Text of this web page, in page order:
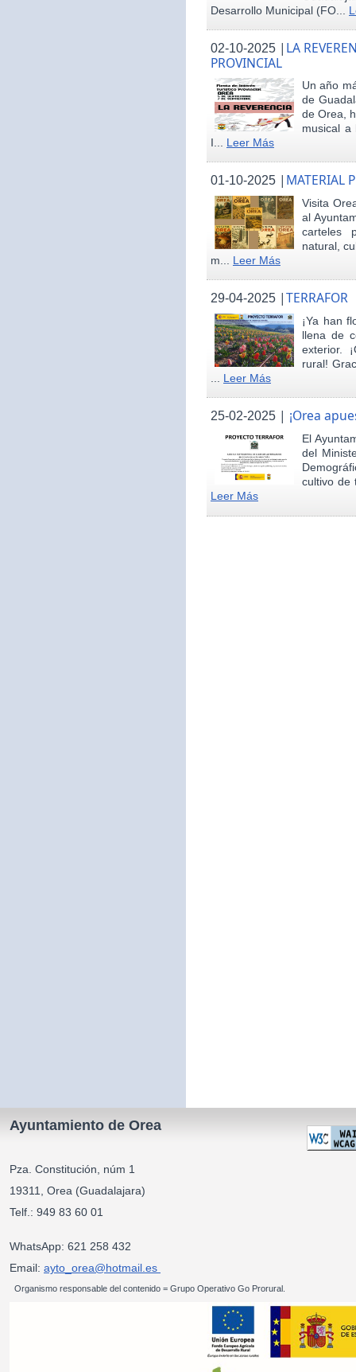
Desarrollo Municipal (FO...
02-10-2025 | LA
PROVINCIAL
Un año
de
de Orea,
musical a
I... Leer Más
01-10-2025 | MATERIAL
Visita
al
carteles
natural,
m... Leer Más
29-04-2025 |TERRAFOR
¡Ya han
llena de
exterior.
rural!
... Leer Más
25-02-2025 | ¡Orea
El
del
cultivo de
Leer Más
Ayuntamiento de Orea
Pza. Constitución, núm 1
19311, Orea (Guadalajara)
Telf.: 949 83 60 01
WhatsApp: 621 258 432
Email: ayto_orea@hotmail.es
Organismo responsable del contenido = Grupo Operativo Go Prorural.